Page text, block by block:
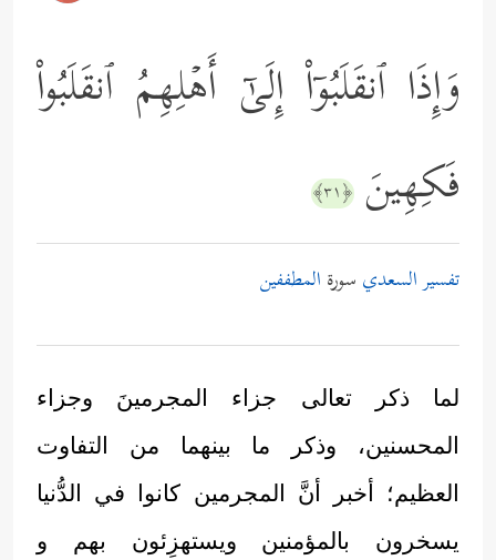
وَإِذَا ٱنقَلَبُوۤاْ إِلَىٰۤ أَهۡلِهِمُ ٱنقَلَبُواْ
فَكِهِینَ ﴿٣١﴾
تفسير السعدي سورة المطففين
لما ذكر تعالى جزاء المجرمينَ وجزاء
المحسنين، وذكر ما بينهما من التفاوت
العظيم؛ أخبر أنَّ المجرمين كانوا في الدُّنيا
يسخرون بالمؤمنين ويستهزِئون بهم و